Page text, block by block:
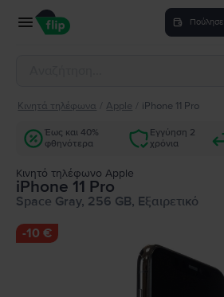
Πούλησε
Κινητά τηλέφωνα Apple iPhone 11 Pro
Έως και 40%
φθηνότερα
Εγγύηση 2
χρόνια
Κινητό τηλέφωνο Apple
iPhone 11 Pro
Space Gray, 256 GB, Εξαιρετικό
-10 €